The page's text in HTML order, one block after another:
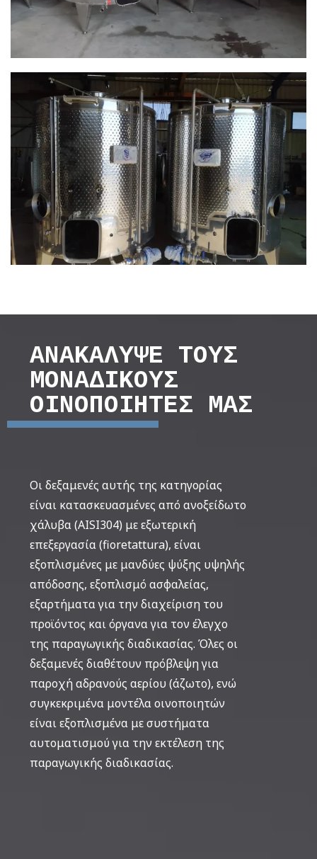
ΑΝΑΚΑΛΥΨΕ ΤΟΥΣ
ΜΟΝΑΔΙΚΟΥΣ
ΟΙΝΟΠΟΙΗΤΕΣ ΜΑΣ
Οι δεξαμενές αυτής της κατηγορίας
είναι κατασκευασμένες από ανοξείδωτο
χάλυβα (AISI304) με εξωτερική
επεξεργασία (fioretattura), είναι
εξοπλισμένες με μανδύες ψύξης υψηλής
απόδοσης, εξοπλισμό ασφαλείας,
εξαρτήματα για την διαχείριση του
προϊόντος και όργανα για τον έλεγχο
της παραγωγικής διαδικασίας. Όλες οι
δεξαμενές διαθέτουν πρόβλεψη για
παροχή αδρανούς αερίου (άζωτο), ενώ
συγκεκριμένα μοντέλα οινοποιητών
είναι εξοπλισμένα με συστήματα
αυτοματισμού για την εκτέλεση της
παραγωγικής διαδικασίας.